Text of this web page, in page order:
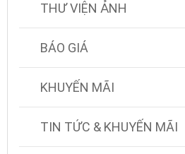
THƯ VIỆN ẢNH
BÁO GIÁ
KHUYẾN MÃI
TIN TỨC & KHUYẾN MÃI